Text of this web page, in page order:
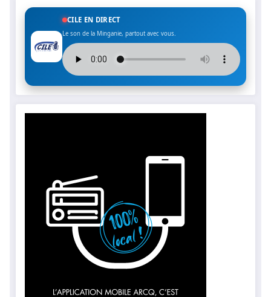
CILE EN DIRECT
Le son de la Minganie, partout avec vous.